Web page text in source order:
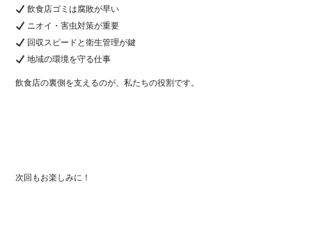
飲食店ゴミは腐敗が早い
ニオイ・害虫対策が重要
回収スピードと衛生管理が鍵
地域の環境を守る仕事
飲食店の裏側を支えるのが、私たちの役割です。
次回もお楽しみに！